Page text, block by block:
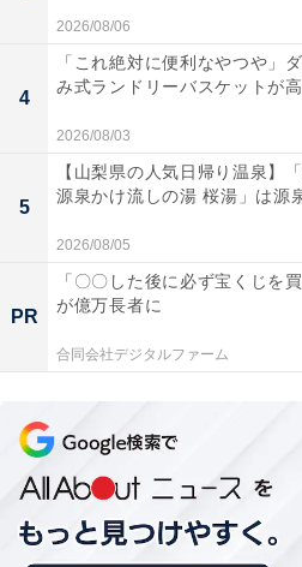
6月7日にやるといいこと
2024年6月7日は、やってくる
ことに縁起がいい」という特
しやお出かけ、旅行などを予定
また、物事の始まりにも適して
会社の設立など、未来の豊かさ
ョンをすると、この日の開運パ
導いてくれますよ。
2026/08/06
4
「これ絶対に便利なやつや」
み式ランドリーバスケットが
2026/08/03
5
【山梨県の人気日帰り温泉】
源泉かけ流しの湯 桜湯」は源
2026/08/05
PR
「〇〇した後に必ず宝くじを
が億万長者に
合同会社デジタルファーム